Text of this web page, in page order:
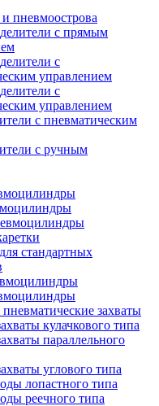
пневмоострова
с прямым
с
управлением
с
управлением
с пневматическим
с ручным
стандартных
захваты
кулачкового типа
параллельного
углового типа
лопастного типа
реечного типа